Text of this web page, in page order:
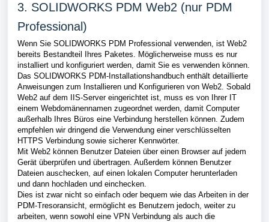
3. SOLIDWORKS PDM Web2 (nur PDM
Professional)
Wenn Sie SOLIDWORKS PDM Professional verwenden, ist Web2
bereits Bestandteil Ihres Paketes. Möglicherweise muss es nur
installiert und konfiguriert werden, damit Sie es verwenden können.
Das SOLIDWORKS PDM-Installationshandbuch enthält detaillierte
Anweisungen zum Installieren und Konfigurieren von Web2. Sobald
Web2 auf dem IIS-Server eingerichtet ist, muss es von Ihrer IT
einem Webdomänennamen zugeordnet werden, damit Computer
außerhalb Ihres Büros eine Verbindung herstellen können. Zudem
empfehlen wir dringend die Verwendung einer verschlüsselten
HTTPS Verbindung sowie sicherer Kennwörter.
Mit Web2 können Benutzer Dateien über einen Browser auf jedem
Gerät überprüfen und übertragen. Außerdem können Benutzer
Dateien auschecken, auf einen lokalen Computer herunterladen
und dann hochladen und einchecken.
Dies ist zwar nicht so einfach oder bequem wie das Arbeiten in der
PDM-Tresoransicht, ermöglicht es Benutzern jedoch, weiter zu
arbeiten, wenn sowohl eine VPN Verbindung als auch die